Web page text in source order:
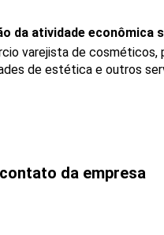
da atividade econômica
varejista de cosméticos,
de estética e outros
da empresa